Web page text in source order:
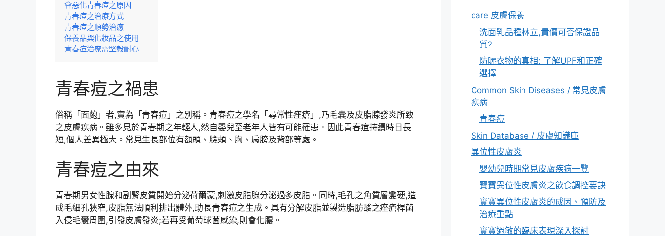
會惡化青春痘之原因
青春痘之治療方式
青春痘之順勢治癒
保養品與化妝品之使用
青春痘治療需堅毅耐心
青春痘之禍患
俗稱「面皰」者,實為「青春痘」之別稱。青春痘之學名「尋常性痤瘡」,乃毛囊及皮脂腺發炎所致
之皮膚疾病。雖多見於青春期之年輕人,然自嬰兒至老年人皆有可能罹患。因此青春痘持續時日長
短,個人差異極大。常見生長部位有額頭、臉頰、胸、肩膀及背部等處。
青春痘之由來
青春期男女性腺和副腎皮質開始分泌荷爾蒙,刺激皮脂腺分泌過多皮脂。同時,毛孔之角質層變硬,造
成毛細孔狹窄,皮脂無法順利排出體外,助長青春痘之生成。具有分解皮脂並製造脂肪酸之痤瘡桿菌
入侵毛囊周圍,引發皮膚發炎;若再受葡萄球菌感染,則會化膿。
care 皮膚保養
洗面乳品種林立,貴價可否保證品
質?
防曬衣物的真相: 了解UPF和正確
選擇
Common Skin Diseases / 常見皮膚
疾病
青春痘
Skin Database / 皮膚知識庫
異位性皮膚炎
嬰幼兒時期常見皮膚疾病一覽
寶寶異位性皮膚炎之飲食調控要訣
寶寶異位性皮膚炎的成因、預防及
治療重點
寶寶過敏的臨床表現深入探討